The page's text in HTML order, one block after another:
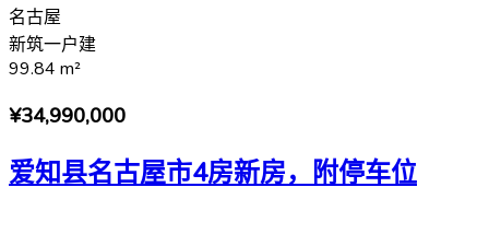
名古屋
新筑一户建
99.84 m²
¥34,990,000
爱知县名古屋市4房新房，附停车位